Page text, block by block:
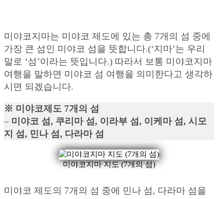
미야코지마는 미야코 제도에 있는 총 7개의 섬 중에
가장 큰 섬인 미야코 섬을 뜻합니다.(‘지마’는 우리
말로 ‘섬’이라는 뜻입니다.) 따라서 보통 미야코지마
여행을 말하면 미야코 섬 여행을 의미한다고 생각하
시면 되겠습니다.
※ 미야코제도 7개의 섬
– 미야코 섬, 쿠리마 섬, 이라부 섬, 이케마 섬, 시모
지 섬, 민나 섬, 다라마 섬
미야코지마 지도 (7개의 섬)
미야코 제도의 7개의 섬 중에 민나 섬, 다라마 섬을